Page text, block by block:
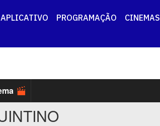
APLICATIVO PROGRAMAÇÃO CINEMAS